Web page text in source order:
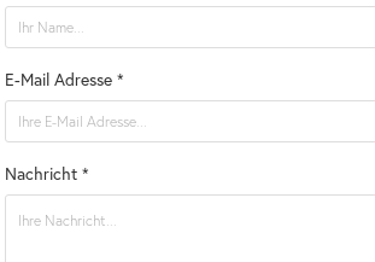
E-Mail Adresse *
Nachricht *